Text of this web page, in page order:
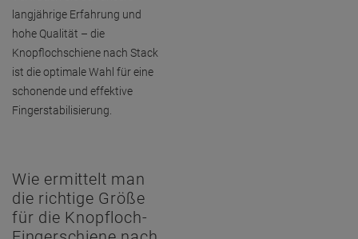
langjährige Erfahrung und
hohe Qualität – die
Knopflochschiene nach Stack
ist die optimale Wahl für eine
schonende und effektive
Fingerstabilisierung.
Wie ermittelt man
die richtige Größe
für die Knopfloch-